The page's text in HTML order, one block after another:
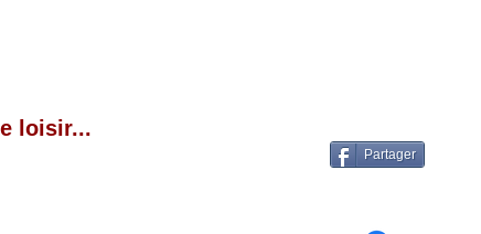
loisir...
Partager